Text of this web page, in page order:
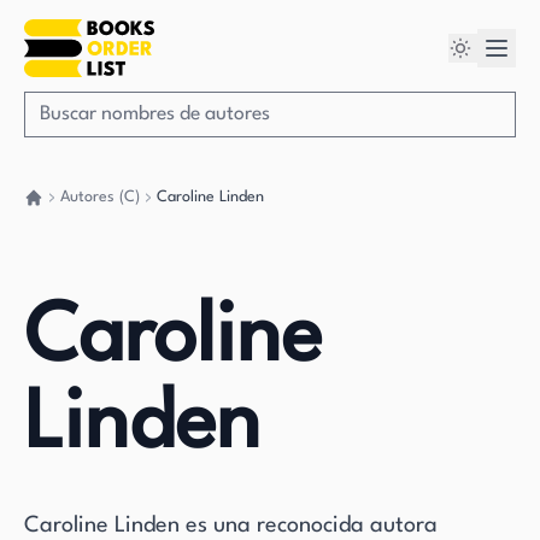
Autores (C) Caroline Linden
Caroline
Linden
Caroline Linden es una reconocida autora